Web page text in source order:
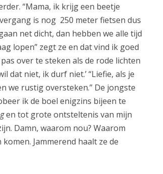
“Mama, ik krijg een beetje
is nog 250 meter fietsen dus
net dicht, dan hebben we alle tijd
lopen” zegt ze en dat vind ik goed
over te steken als de rode lichten
dat niet, ik durf niet.’ “Liefie, als je
we rustig oversteken.” De jongste
ik de boel enigzins bijeen te
en tot grote ontsteltenis van mijn
Damn, waarom nou? Waarom
Jammerend haalt ze de